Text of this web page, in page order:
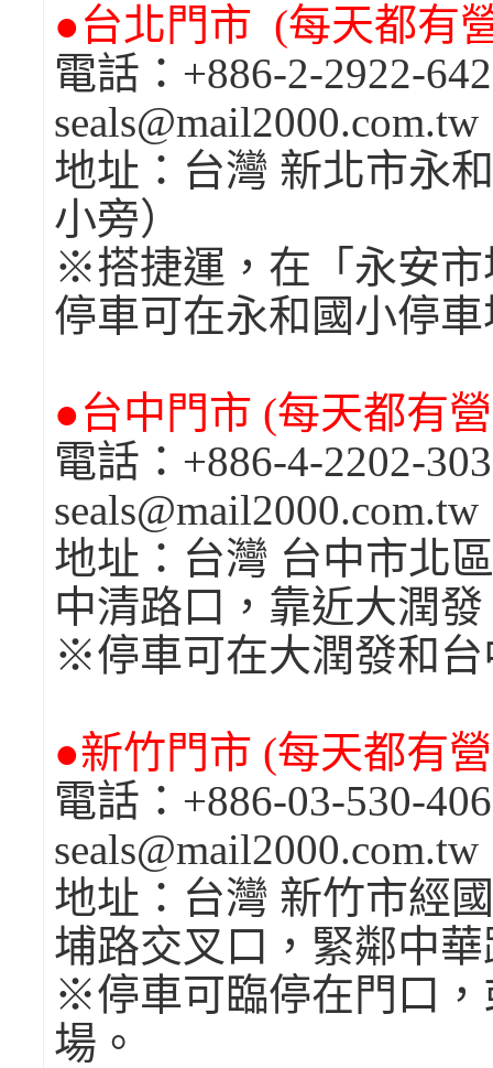
●台北門市 (每天都有
電話：+886-2-
地址：台灣 新北市永
小旁）
※搭捷運，在「永安市
停車可在永和國小停
●台中門市 (每天都有
電話：+886-4-
地址：台灣 台中市北
中清路口，靠近大潤
※停車可在大潤發和
●新竹門市 (每天都有
電話：+886-03-
地址：台灣 新竹市經
埔路交叉口，緊鄰中
※停車可臨停在門口
場。